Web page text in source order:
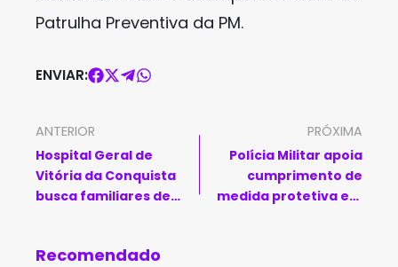
Patrulha Preventiva da PM.
ENVIAR:
ANTERIOR
Hospital Geral de
Vitória da Conquista
busca familiares de
PRÓXIMA
Polícia Militar apoia
cumprimento de
medida protetiva em
Recomendado